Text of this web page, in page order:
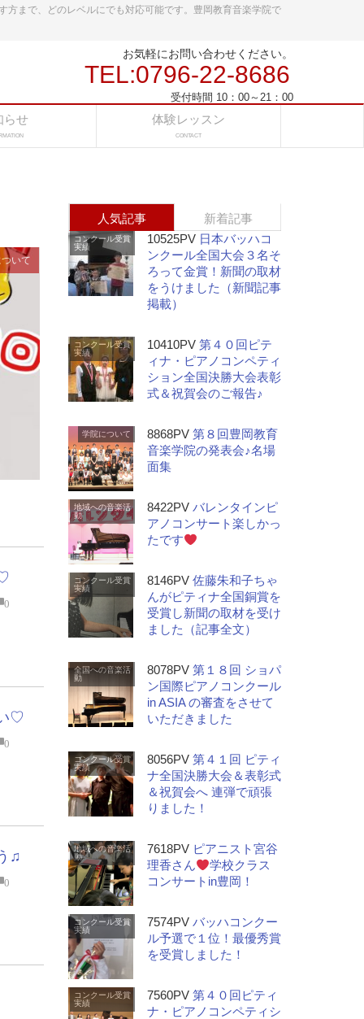
方まで、どのレベルにでも対応可能です。豊岡教育音楽学院で
お気軽にお問い合わせください。
TEL:0796-22-8686
受付時間 10：00～21：00
らせ 体験レッスン
CONTACT
いて
0
♡
0
♫
0
人気記事 新着記事
コンクール受賞
実績
10525PV 日本バッハコ
ンクール全国大会３名そ
ろって金賞！新聞の取材
をうけました（新聞記事
掲載）
コンクール受賞
実績
10410PV 第４０回ピテ
ィナ・ピアノコンペティ
ション全国決勝大会表彰
式＆祝賀会のご報告♪
学院について 8868PV 第８回豊岡教育
音楽学院の発表会♪名場
面集
地域への音楽活
動
8422PV バレンタインピ
アノコンサート楽しかっ
たです
コンクール受賞
実績
8146PV 佐藤朱和子ちゃ
んがピティナ全国銅賞を
受賞し新聞の取材を受け
ました（記事全文）
全国への音楽活
動
8078PV 第１８回 ショパ
ン国際ピアノコンクール
in ASIA の審査をさせて
いただきました
コンクール受賞
実績
8056PV 第４１回 ピティ
ナ全国決勝大会＆表彰式
＆祝賀会へ 連弾で頑張
りました！
地域への音楽活
動
7618PV ピアニスト宮谷
理香さん
学校クラス
コンサートin豊岡！
コンクール受賞
実績
7574PV バッハコンクー
ル予選で１位！最優秀賞
を受賞しました！
コンクール受賞
実績
7560PV 第４０回ピティ
ナ・ピアノコンペティシ